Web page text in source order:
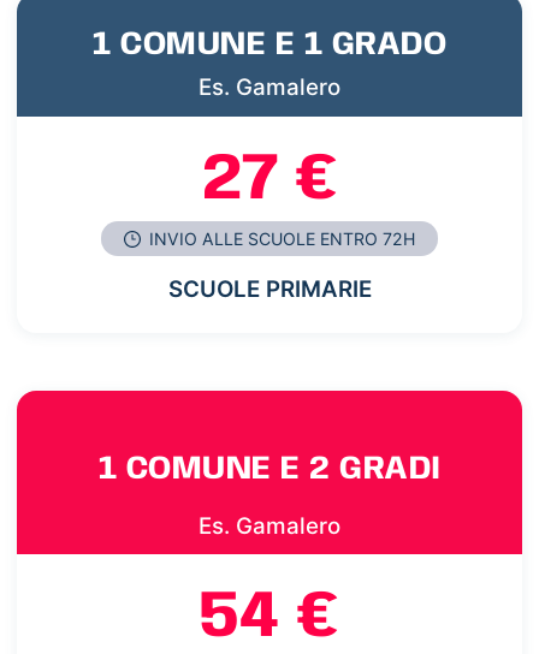
1 COMUNE E 1 GRADO
Es. Gamalero
27 €
INVIO ALLE SCUOLE ENTRO 72H
SCUOLE PRIMARIE
1 COMUNE E 2 GRADI
Es. Gamalero
54 €